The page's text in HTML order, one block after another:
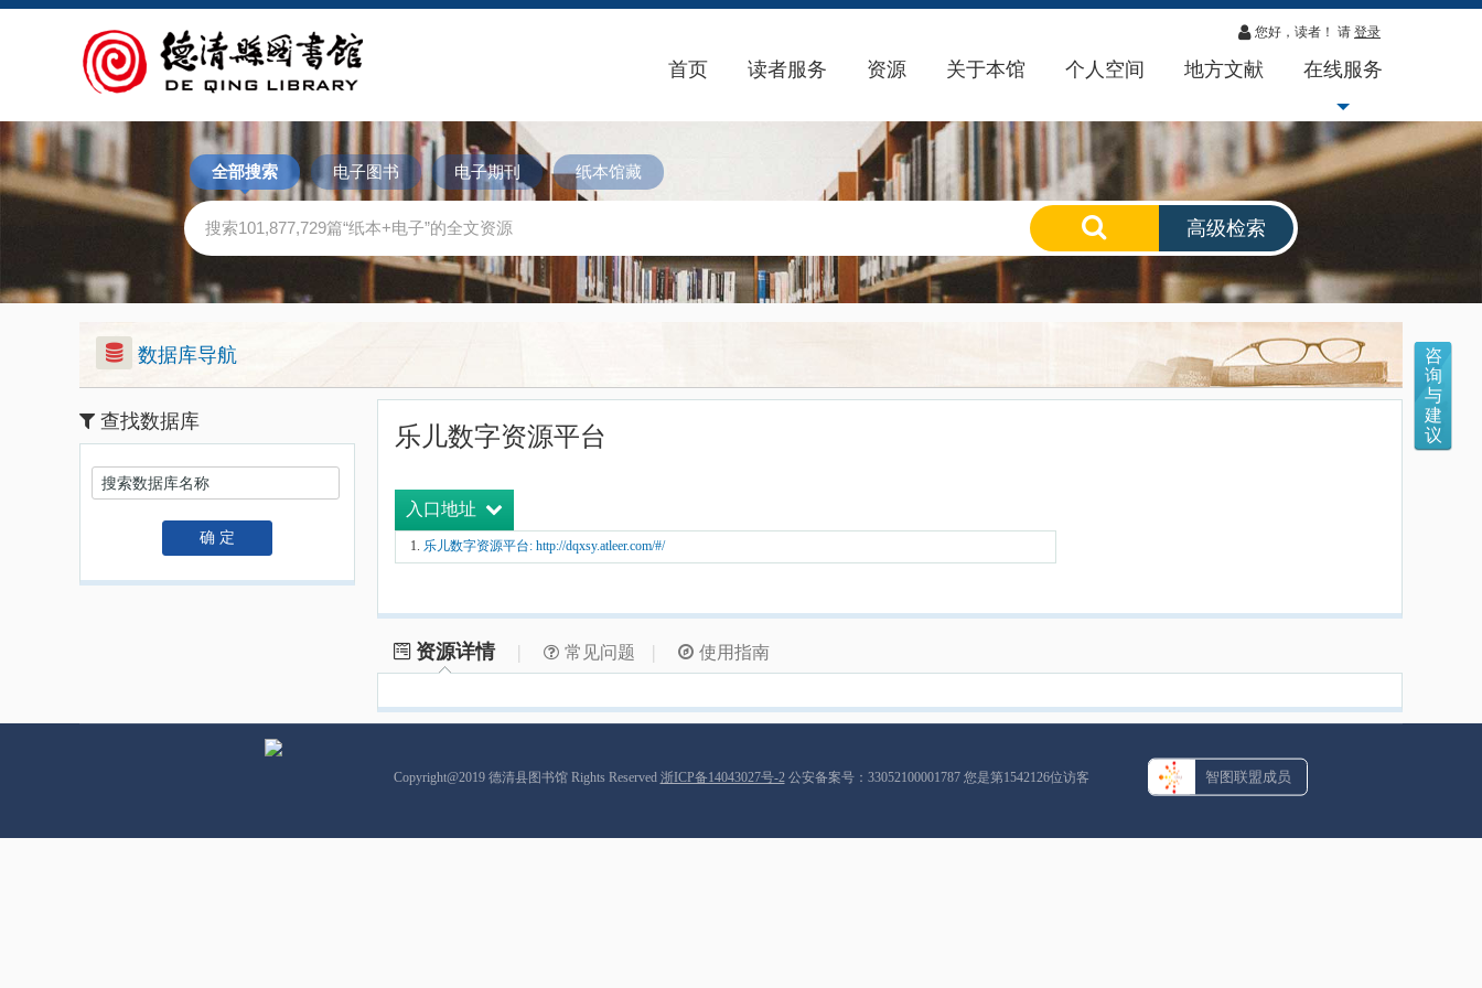
首页 读者服务 资源 关于本馆 个人空间 地方文献 在线服务
您好，读者！ 请 登录
咨
询
与
建
议
全部搜索 电子图书 电子期刊 纸本馆藏
高级检索
数据库导航
查找数据库
确 定
乐儿数字资源平台
入口地址
乐儿数字资源平台: http://dqxsy.atleer.com/#/
资源详情 | 常见问题 | 使用指南
Copyright@2019 德清县图书馆 Rights Reserved 浙ICP备14043027号-2公安备案号：33052100001787 您是第1542126位访客 智图联盟成员